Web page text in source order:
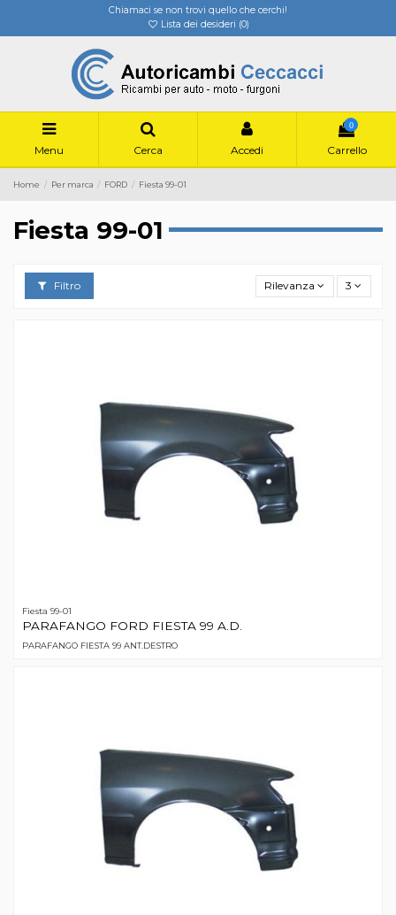
Chiamaci se non trovi quello che cerchi!
Lista dei desideri (0)
Menu Cerca Accedi
0
Carrello
Home Per marca FORD Fiesta 99-01
Fiesta 99-01
Filtro Rilevanza 3
Fiesta 99-01
PARAFANGO FORD FIESTA 99 A.D.
PARAFANGO FIESTA 99 ANT.DESTRO